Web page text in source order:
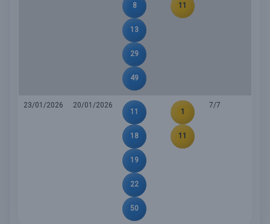
8
13
29
49
11
23/01/2026
20/01/2026
11
18
19
22
50
1
11
7/7